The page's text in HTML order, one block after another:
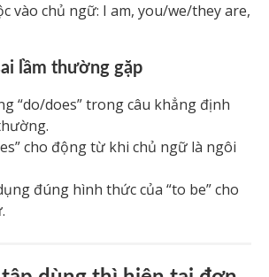
vào chủ ngữ: I am, you/we/they are,
lầm thường gặp
“do/does” trong câu khẳng định
cho động từ khi chủ ngữ là ngôi
đúng hình thức của “to be” cho